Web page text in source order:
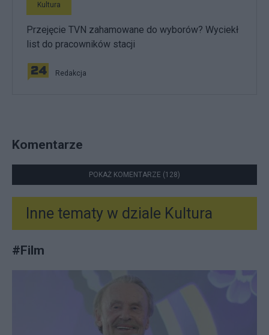
Kultura
Przejęcie TVN zahamowane do wyborów? Wyciekł
list do pracowników stacji
Redakcja
Komentarze
POKAŻ KOMENTARZE (128)
Inne tematy w dziale Kultura
#Film